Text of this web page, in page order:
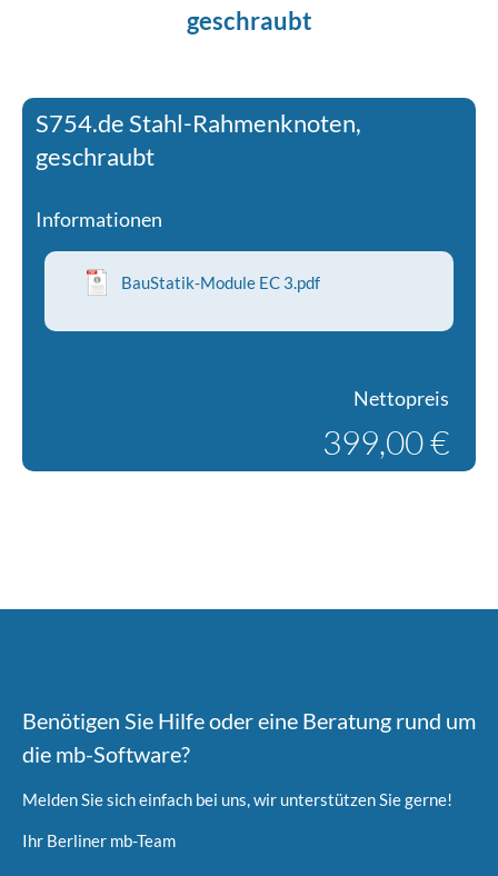
geschraubt
S754.de Stahl-Rahmenknoten,
geschraubt
Informationen
BauStatik-Module EC 3.pdf
Nettopreis
399,00 €
Benötigen Sie Hilfe oder eine Beratung rund um
die mb-Software?
Melden Sie sich einfach bei uns, wir unterstützen Sie gerne!
Ihr Berliner mb-Team